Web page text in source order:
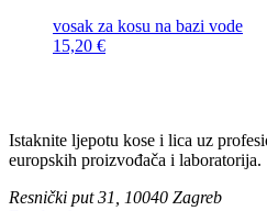
vosak za kosu na bazi vode
15,20 €
Istaknite ljepotu kose i lica uz
europskih proizvođača i laboratorija.
Resnički put 31, 10040 Zagreb